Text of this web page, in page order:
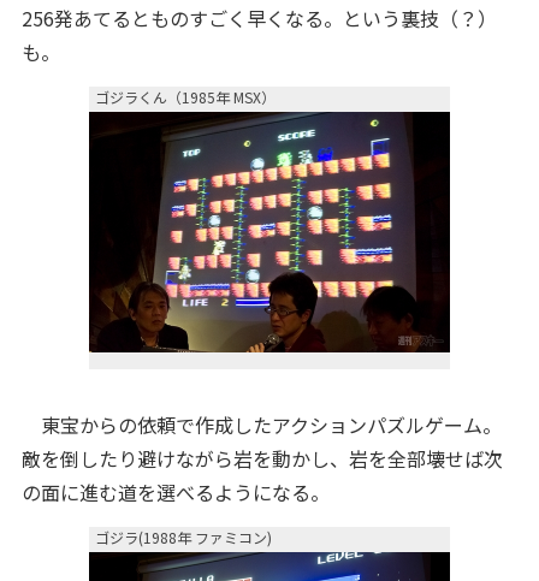
256発あてるとものすごく早くなる。という裏技（？）
も。
ゴジラくん（1985年 MSX）
東宝からの依頼で作成したアクションパズルゲーム。
敵を倒したり避けながら岩を動かし、岩を全部壊せば次
の面に進む道を選べるようになる。
ゴジラ(1988年 ファミコン)